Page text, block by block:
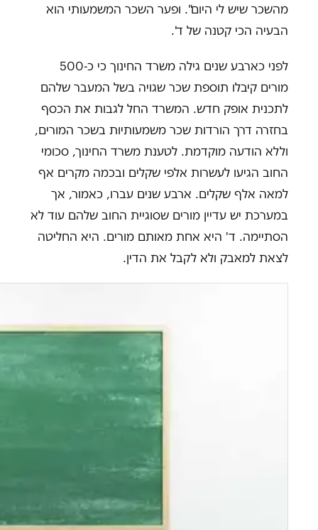
מהשכר שיש לי היום". ופער השכר המשמעותי הוא
הבעיה הכי קטנה של ד'.
לפני כארבע שנים גילה משרד החינוך כי כ-500
מורים קיבלו תוספת שכר שגויה בשל המעבר שלהם
לתכנית אופק חדש. המשרד החל לגבות את הכסף
בחזרה דרך הורדות שכר משמעותיות בשכר המורים,
וללא הודעה מוקדמת. לטענת משרד החינוך, סכומי
החוב הגיעו לעשרות אלפי שקלים ובכמה מקרים אף
למאה אלף שקלים. ארבע שנים עברו, כאמור, אך
במערכת יש עדיין מורים שסוגיית החוב שלהם עוד לא
הסתיימה. ד' היא אחת מאותם מורים. היא החליטה
לצאת למאבק ולא לקבל את הדין.